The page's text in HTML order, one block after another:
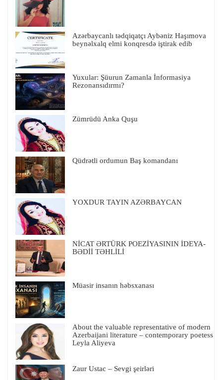
Azərbaycanlı tədqiqatçı Aybəniz Haşımova
beynəlxalq elmi konqresdə iştirak edib
Yuxular: Şüurun Zamanla İnformasiya
Rezonansıdırmı?
Zümrüdü Anka Quşu
Qüdrətli ordumun Baş komandanı
YOXDUR TAYIN AZƏRBAYCAN
NİCAT ƏRTÜRK POEZİYASININ İDEYA-
BƏDİİ TƏHLİLİ
Müasir insanın həbsxanası
About the valuable representative of modern
Azerbaijani literature – contemporary poetess
Leyla Aliyeva
Zaur Ustac – Sevgi şeirləri